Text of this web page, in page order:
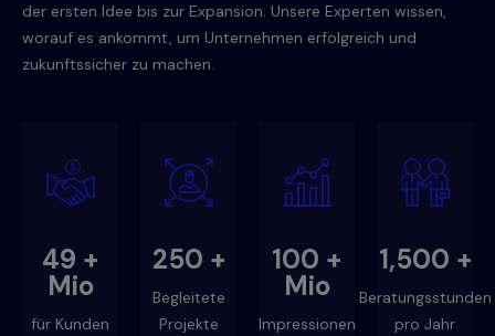
der ersten Idee bis zur Expansion. Unsere Experten wissen,
worauf es ankommt, um Unternehmen erfolgreich und
zukunftssicher zu machen.
49 +
Mio
für Kunden
250 +
Begleitete
Projekte
100 +
Mio
Impressionen
1,500 +
Beratungsstunden
pro Jahr